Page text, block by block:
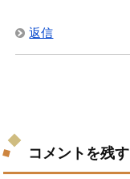
返信
コメントを残す